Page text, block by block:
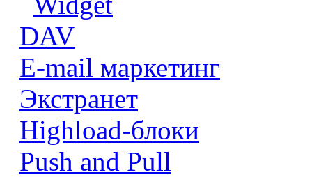
DAV
E-mail маркетинг
Экстранет
Highload-блоки
Push and Pull